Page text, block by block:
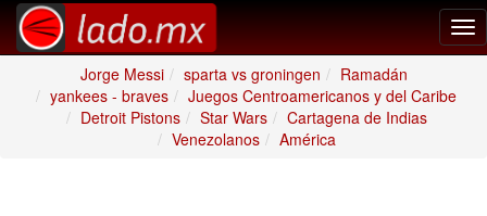
Jorge Messi
sparta vs groningen
Ramadán
yankees - braves
Juegos Centroamericanos y del Caribe
Detroit Pistons
Star Wars
Cartagena de Indias
Venezolanos
América